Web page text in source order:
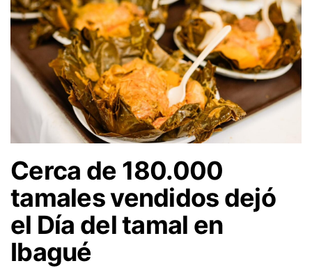
Cerca de 180.000
tamales vendidos dejó
el Día del tamal en
Ibagué